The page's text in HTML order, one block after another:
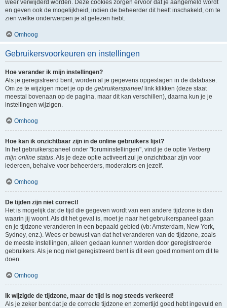
weer verwijderd worden. Deze cookies zorgen ervoor dat je aangemeld wordt
en geven ook de mogelijkheid, indien de beheerder dit heeft inschakeld, om te
zien welke onderwerpen je al gelezen hebt.
Omhoog
Gebruikersvoorkeuren en instellingen
Hoe verander ik mijn instellingen?
Als je geregistreerd bent, worden al je gegevens opgeslagen in de database.
Om ze te wijzigen moet je op de gebruikerspaneel link klikken (deze staat
meestal bovenaan op de pagina, maar dit kan verschillen), daarna kun je je
instellingen wijzigen.
Omhoog
Hoe kan ik onzichtbaar zijn in de online gebruikers lijst?
In het gebruikerspaneel onder "foruminstellingen", vind je de optie Verberg
mijn online status. Als je deze optie activeert zul je onzichtbaar zijn voor
iedereen, behalve voor beheerders, moderators en jezelf.
Omhoog
De tijden zijn niet correct!
Het is mogelijk dat de tijd die gegeven wordt van een andere tijdzone is dan
waarin jij woont. Als dit het geval is, moet je naar het gebruikerspaneel gaan
en je tijdzone veranderen in een bepaald gebied (vb: Amsterdam, New York,
Sydney, enz.). Wees er bewust van dat het veranderen van de tijdzone, zoals
de meeste instellingen, alleen gedaan kunnen worden door geregistreerde
gebruikers. Als je nog niet geregistreerd bent is dit een goed moment om dit te
doen.
Omhoog
Ik wijzigde de tijdzone, maar de tijd is nog steeds verkeerd!
Als je zeker bent dat je de correcte tijdzone en zomertijd goed hebt ingevuld en